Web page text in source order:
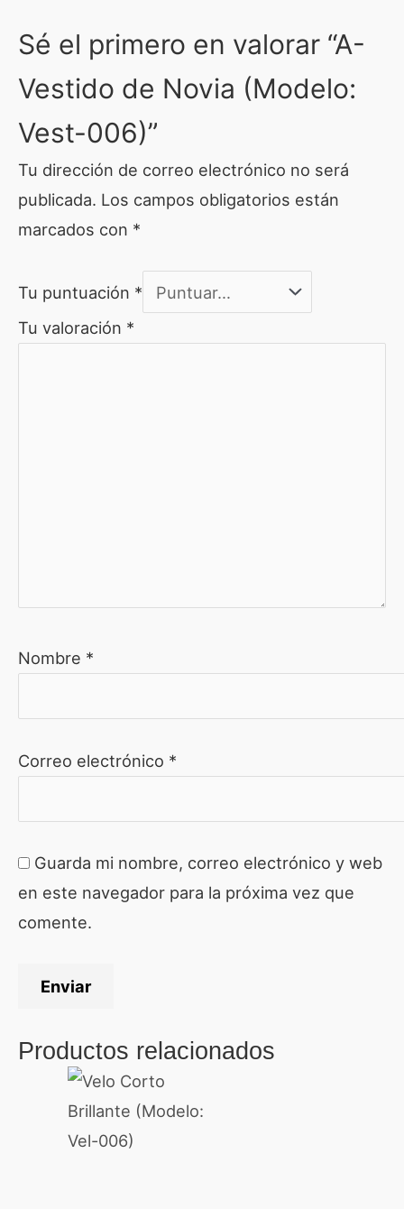
Sé el primero en valorar “A-
Vestido de Novia (Modelo:
Vest-006)”
Tu dirección de correo electrónico no será
publicada. Los campos obligatorios están
marcados con *
Tu puntuación *
Tu valoración *
Nombre *
Correo electrónico *
Guarda mi nombre, correo electrónico y web
en este navegador para la próxima vez que
comente.
Productos relacionados